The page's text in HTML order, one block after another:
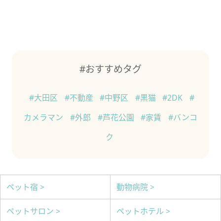
#おすすめタグ
#大田区 #不動産 #中野区 #黒猫 #2DK
#
カメラマン
#外郎 #芦花公園 #家賃
#バンコ
ク
ペット宿 > 動物病院 >
ペットサロン > ペットホテル >